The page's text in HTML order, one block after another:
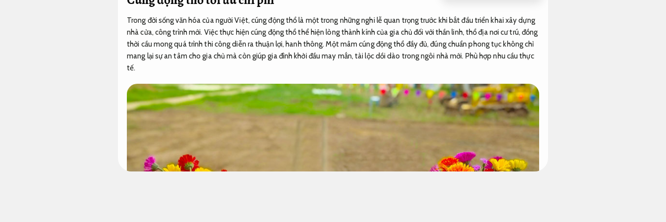
Trong đời sống văn hóa của người Việt, cúng động thổ là một trong những nghi lễ quan trọng trước khi bắt đầu triển khai xây dựng
nhà cửa, công trình mới. Việc thực hiện cúng động thổ thể hiện lòng thành kính của gia chủ đối với thần linh, thổ địa nơi cư trú, đồng
thời cầu mong quá trình thi công diễn ra thuận lợi, hanh thông. Một mâm cúng động thổ đầy đủ, đúng chuẩn phong tục không chỉ
mang lại sự an tâm cho gia chủ mà còn giúp gia đình khởi đầu may mắn, tài lộc dồi dào trong ngôi nhà mới. Phù hợp nhu cầu thực
tế.